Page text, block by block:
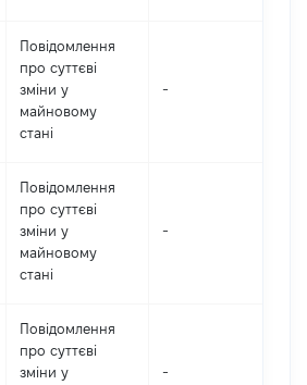
Повідомлення
про суттєві
зміни y
майновому
стані
-
Повідомлення
про суттєві
зміни y
майновому
стані
-
Повідомлення
про суттєві
зміни y
-